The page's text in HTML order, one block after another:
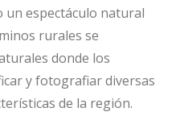
un espectáculo natural
rurales se
donde los
y fotografiar diversas
de la región.